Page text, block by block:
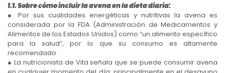
1.1. Sobre cómo incluir la avena en la dieta diaria:
● Por sus cualidades energéticas y nutritivas la avena es
considerada por la FDA (Administración de Medicamentos y
Alimentos de los Estados Unidos) como “un alimento específico
para la salud”, por lo que su consumo es altamente
recomendado.
● La nutricionista de Vita señala que se puede consumir avena